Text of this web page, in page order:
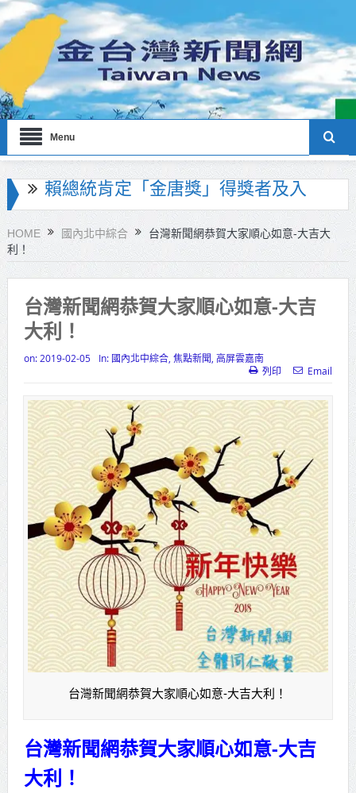
Menu
海巡署南部分署主官大換血 蔡順元
勉提升巡防戰力
北市鮮奶週報再升級！8月31日補助
擴大至國中生
雙北合作里程碑！萬大線動態測試
侯友宜蔣萬安攜手視察
高齡健康產業博覽會8/7盛大登場 新
北形象館亮相
打鐵厝北側產業園區產業設施公共
動土創造千個就業機會
高雄「三民運動中心」市長陳其
邁、運動部長李洋各界貴賓共同揭幕
高雄東照山關帝廟全國國中小學書
法比賽 圓滿落幕
賴清德總統主持將官晉任 期勉精進
不對稱戰力
蔣萬安再拋出「倒閣說」 喊推陳其
賴總統肯定「金唐獎」得獎者及入
圍者 允諾完善支持體系
HOME 國內北中綜合
台灣新聞網恭賀大家順心如意-大吉大
利！
台灣新聞網恭賀大家順心如意-大吉
大利！
on: 2019-02-05 In: 國內北中綜合, 焦點新聞 高屏雲嘉南
列印
Email
台灣新聞網恭賀大家順心如意-大吉大利！
台灣新聞網恭賀大家順心如意-大吉
大利！